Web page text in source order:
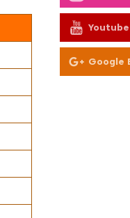
Youtube
Olun
Google